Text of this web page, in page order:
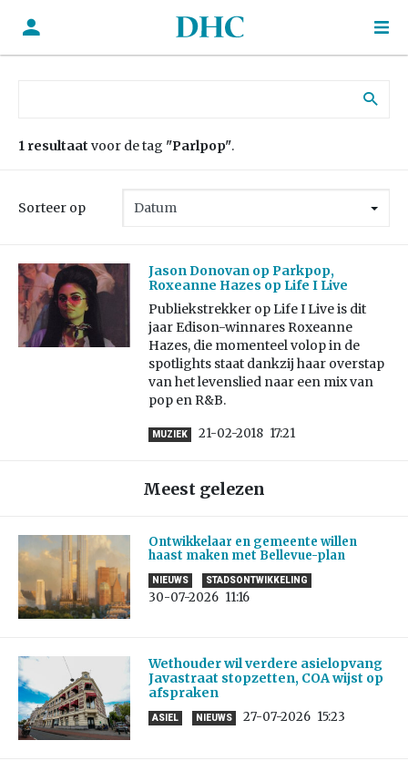
1 resultaat voor de tag "Parlpop".
Sorteer op
Jason Donovan op Parkpop,
Roxeanne Hazes op Life I Live
Publiekstrekker op Life I Live is dit
jaar Edison-winnares Roxeanne
Hazes, die momenteel volop in de
spotlights staat dankzij haar overstap
van het levenslied naar een mix van
pop en R&B.
MUZIEK 21-02-2018 17:21
Meest gelezen
Ontwikkelaar en gemeente willen
haast maken met Bellevue-plan
NIEUWS STADSONTWIKKELING
30-07-2026 11:16
Wethouder wil verdere asielopvang
Javastraat stopzetten, COA wijst op
afspraken
ASIEL NIEUWS 27-07-2026 15:23